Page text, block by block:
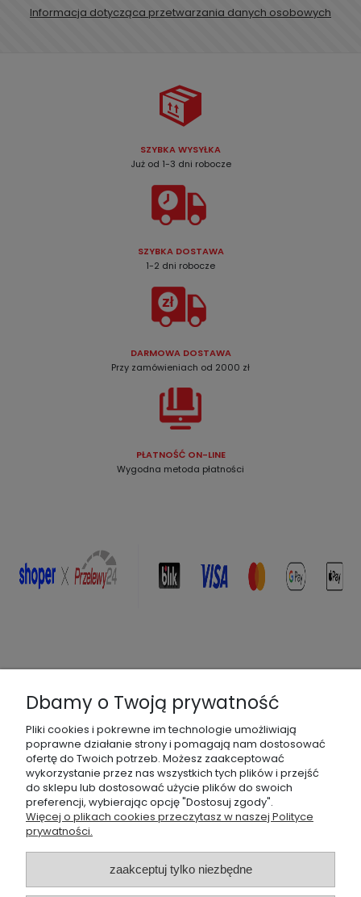
Informacja dotycząca przetwarzania danych osobowych
SZYBKA WYSYŁKA
Już od 1-3 dni robocze
SZYBKA DOSTAWA
1-2 dni robocze
DARMOWA DOSTAWA
Przy zamówieniach od 2000 zł
PŁATNOŚĆ ON-LINE
Wygodna metoda płatności
O FIRMIE
PŁATNOŚĆ I DOSTAWA
GWARANCJA I ZWROTY
Dbamy o Twoją prywatność
Pliki cookies i pokrewne im technologie umożliwiają
poprawne działanie strony i pomagają nam dostosować
ofertę do Twoich potrzeb. Możesz zaakceptować
wykorzystanie przez nas wszystkich tych plików i przejść
do sklepu lub dostosować użycie plików do swoich
preferencji, wybierając opcję "Dostosuj zgody".
Więcej o plikach cookies przeczytasz w naszej Polityce
prywatności.
zaakceptuj tylko niezbędne